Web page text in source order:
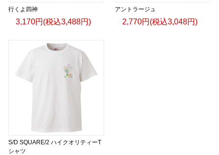
行くよ四神
3,170円(税込3,488円)
アントラージュ
2,770円(税込3,048円)
S/D SQUARE/2 ハイクオリティーT
シャツ